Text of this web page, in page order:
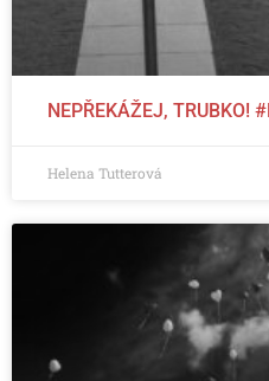
NEPŘEKÁŽEJ, TRUBKO!
Helena Tutterová